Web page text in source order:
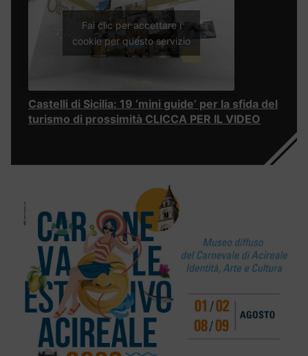
Fai clic per accettare i
cookie per questo servizio
Castelli di Sicilia: 19 ‘mini guide’ per la sfida del
turismo di prossimità CLICCA PER IL VIDEO